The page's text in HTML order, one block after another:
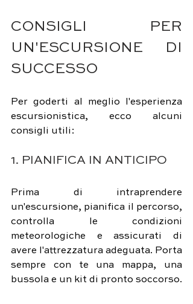
CONSIGLI PER
UN'ESCURSIONE DI
SUCCESSO
Per goderti al meglio l'esperienza
escursionistica, ecco alcuni
consigli utili:
1. PIANIFICA IN ANTICIPO
Prima di intraprendere
un'escursione, pianifica il percorso,
controlla le condizioni
meteorologiche e assicurati di
avere l'attrezzatura adeguata. Porta
sempre con te una mappa, una
bussola e un kit di pronto soccorso.